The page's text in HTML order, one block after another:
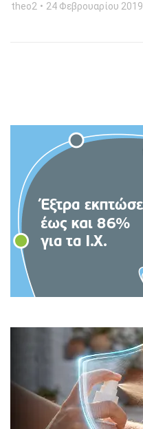
theo2 24 Φεβρουαρίου 2019